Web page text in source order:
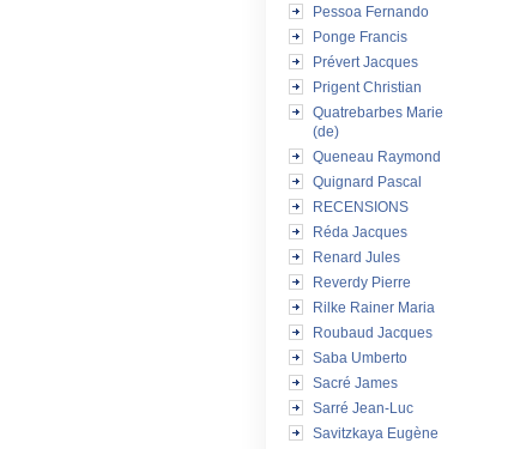
Pessoa Fernando
Ponge Francis
Prévert Jacques
Prigent Christian
Quatrebarbes Marie
(de)
Queneau Raymond
Quignard Pascal
RECENSIONS
Réda Jacques
Renard Jules
Reverdy Pierre
Rilke Rainer Maria
Roubaud Jacques
Saba Umberto
Sacré James
Sarré Jean-Luc
Savitzkaya Eugène